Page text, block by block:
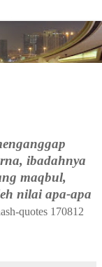
ibadahnya
maqbul,
nilai apa-apa
quotes 170812